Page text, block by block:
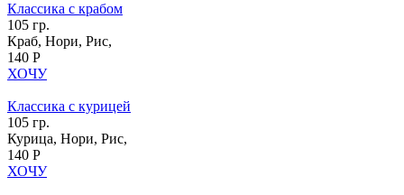
Классика с крабом
105 гр.
Краб, Нори, Рис,
140 Р
ХОЧУ
Классика с курицей
105 гр.
Курица, Нори, Рис,
140 Р
ХОЧУ